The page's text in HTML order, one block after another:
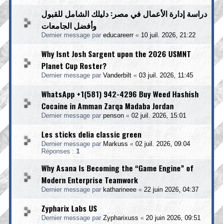
دراسة إدارة الأعمال في مصر: دليلك الشامل للقبول
وأفضل الجامعات
Dernier message par educareerr« 10 juil. 2026, 21:22
Why Isnt Josh Sargent upon the 2026 USMNT
Planet Cup Roster?
Dernier message par Vanderbilt « 03 juil. 2026, 11:45
WhatsApp +1(581) 942-4296 Buy Weed Hashish
Cocaine in Amman Zarqa Madaba Jordan
Dernier message par penson « 02 juil. 2026, 15:01
Les sticks delia classic green
Dernier message par Markuss « 02 juil. 2026, 09:04
Réponses : 1
Why Asana Is Becoming the “Game Engine” of
Modern Enterprise Teamwork
Dernier message par katharineee « 22 juin 2026, 04:37
Zypharix Labs US
Dernier message par Zypharixuss « 20 juin 2026, 09:51